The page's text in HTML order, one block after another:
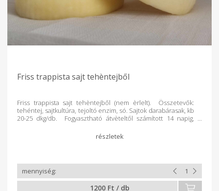
Friss trappista sajt tehèntejből
Friss trappista sajt tehèntejből (nem èrlelt). Összetevők:
tehéntej, sajtkultúra, tejoltó enzim, só. Sajtok darabárasak, kb
20-25 dkg/db. Fogyasztható átvèteltől számított 14 napig,
1200 Ft / db